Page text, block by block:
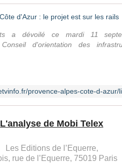
a dévoilé ce mardi 11
d'orientation des
L'analyse de Mobi Telex
Les Editions de l’Equerre,
rue de l’Equerre, 75019 Paris